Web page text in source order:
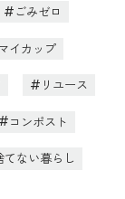
ごみゼロ
イカップ
リユース
コンポスト
てない暮らし